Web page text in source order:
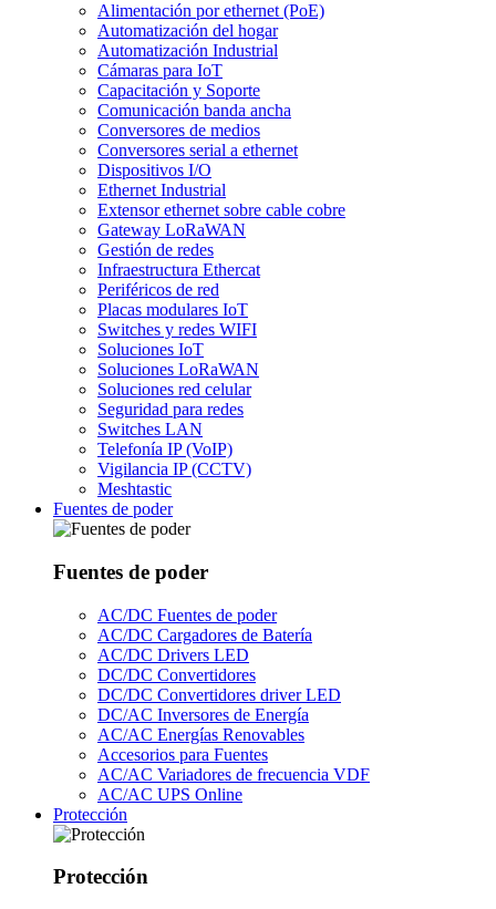
Alimentación por ethernet (PoE)
Automatización del hogar
Automatización Industrial
Cámaras para IoT
Capacitación y Soporte
Comunicación banda ancha
Conversores de medios
Conversores serial a ethernet
Dispositivos I/O
Ethernet Industrial
Extensor ethernet sobre cable cobre
Gateway LoRaWAN
Gestión de redes
Infraestructura Ethercat
Periféricos de red
Placas modulares IoT
Switches y redes WIFI
Soluciones IoT
Soluciones LoRaWAN
Soluciones red celular
Seguridad para redes
Switches LAN
Telefonía IP (VoIP)
Vigilancia IP (CCTV)
Meshtastic
Fuentes de poder
Fuentes de poder
AC/DC Fuentes de poder
AC/DC Cargadores de Batería
AC/DC Drivers LED
DC/DC Convertidores
DC/DC Convertidores driver LED
DC/AC Inversores de Energía
AC/AC Energías Renovables
Accesorios para Fuentes
AC/AC Variadores de frecuencia VDF
AC/AC UPS Online
Protección
Protección